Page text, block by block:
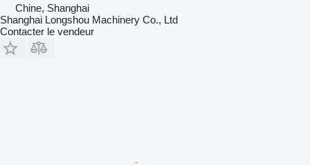
Chine, Shanghai
Shanghai Longshou Machinery Co., Ltd
Contacter le vendeur